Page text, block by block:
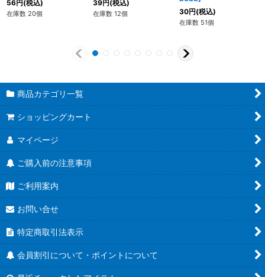
56円(税込)
在庫数 20個
39円(税込)
在庫数 12個
30円(税込)
在庫数 51個
商品カテゴリ一覧
ショッピングカート
マイページ
ご購入前の注意事項
ご利用案内
お問い合せ
特定商取引法表示
会員割引について・ポイントについて